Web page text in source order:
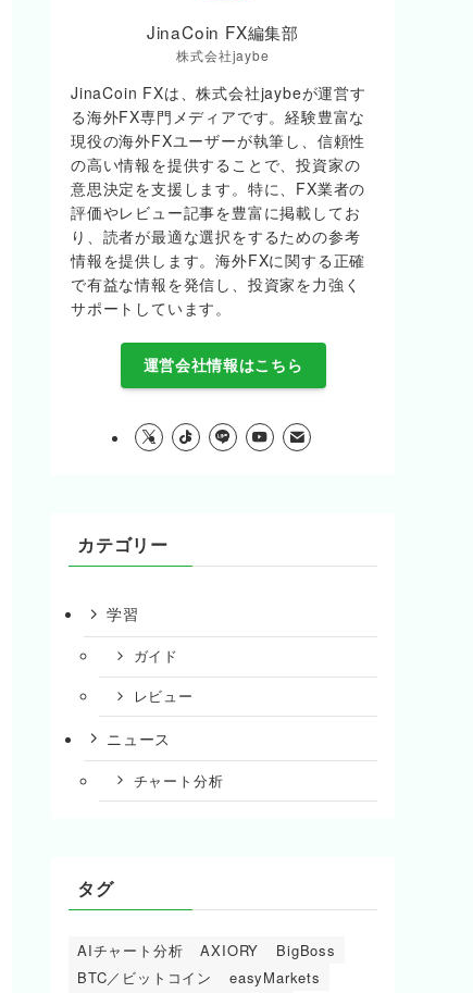
JinaCoin FX編集部
株式会社jaybe
JinaCoin FXは、株式会社jaybeが運営す
る海外FX専門メディアです。経験豊富な
現役の海外FXユーザーが執筆し、信頼性
の高い情報を提供することで、投資家の
意思決定を支援します。特に、FX業者の
評価やレビュー記事を豊富に掲載してお
り、読者が最適な選択をするための参考
情報を提供します。海外FXに関する正確
で有益な情報を発信し、投資家を力強く
サポートしています。
運営会社情報はこちら
カテゴリー
学習
ガイド
レビュー
ニュース
チャート分析
タグ
AIチャート分析 AXIORY
BigBoss
BTC／ビットコイン
easyMarkets